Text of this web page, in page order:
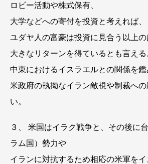
ロビー活動や株式保有、
大学などへの寄付を投資と考えれば、
ユダヤ人の富豪は投資に見合う以上の
大きなリターンを得ているとも言える
中東におけるイスラエルとの関係を鑑
米政府の執拗なイラン敵視や制裁へ
い。
３、 米国はイラク戦争と、その後に
ラム国）勢力や
イランに対抗するため相応の米軍を